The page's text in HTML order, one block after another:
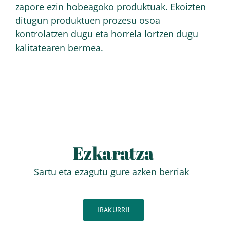
zapore ezin hobeagoko produktuak. Ekoizten
ditugun produktuen prozesu osoa
kontrolatzen dugu eta horrela lortzen dugu
kalitatearen bermea.
Ezkaratza
Sartu eta ezagutu gure azken berriak
IRAKURRI!